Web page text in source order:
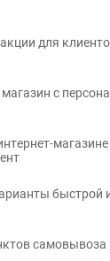
для
магазин с
быстрой
самовывоза